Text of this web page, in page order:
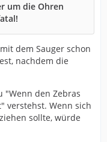
um die Ohren
dem Sauger schon
nachdem die
"Wenn den Zebras
verstehst. Wenn sich
sollte, würde